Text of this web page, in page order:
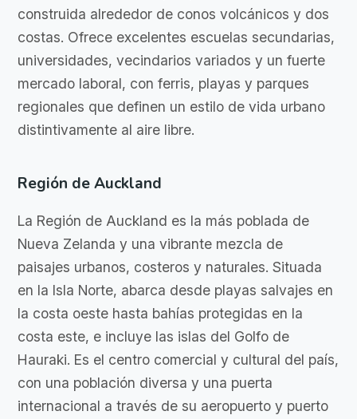
construida alrededor de conos volcánicos y dos
costas. Ofrece excelentes escuelas secundarias,
universidades, vecindarios variados y un fuerte
mercado laboral, con ferris, playas y parques
regionales que definen un estilo de vida urbano
distintivamente al aire libre.
Región de Auckland
La Región de Auckland es la más poblada de
Nueva Zelanda y una vibrante mezcla de
paisajes urbanos, costeros y naturales. Situada
en la Isla Norte, abarca desde playas salvajes en
la costa oeste hasta bahías protegidas en la
costa este, e incluye las islas del Golfo de
Hauraki. Es el centro comercial y cultural del país,
con una población diversa y una puerta
internacional a través de su aeropuerto y puerto